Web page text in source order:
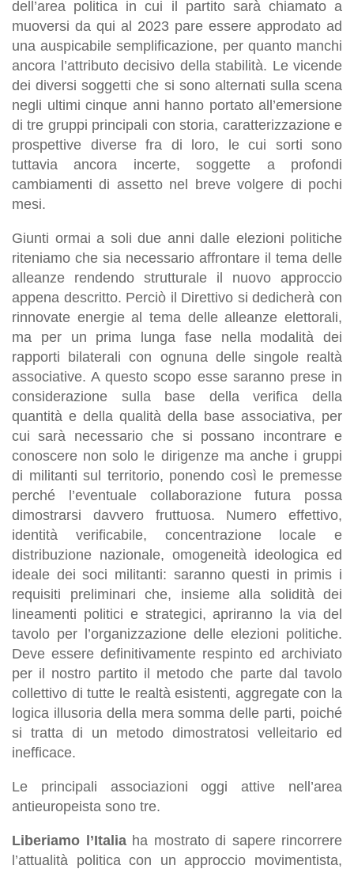
dell’area politica in cui il partito sarà chiamato a
muoversi da qui al 2023 pare essere approdato ad
una auspicabile semplificazione, per quanto manchi
ancora l’attributo decisivo della stabilità. Le vicende
dei diversi soggetti che si sono alternati sulla scena
negli ultimi cinque anni hanno portato all’emersione
di tre gruppi principali con storia, caratterizzazione e
prospettive diverse fra di loro, le cui sorti sono
tuttavia ancora incerte, soggette a profondi
cambiamenti di assetto nel breve volgere di pochi
mesi.
Giunti ormai a soli due anni dalle elezioni politiche
riteniamo che sia necessario affrontare il tema delle
alleanze rendendo strutturale il nuovo approccio
appena descritto. Perciò il Direttivo si dedicherà con
rinnovate energie al tema delle alleanze elettorali,
ma per un prima lunga fase nella modalità dei
rapporti bilaterali con ognuna delle singole realtà
associative. A questo scopo esse saranno prese in
considerazione sulla base della verifica della
quantità e della qualità della base associativa, per
cui sarà necessario che si possano incontrare e
conoscere non solo le dirigenze ma anche i gruppi
di militanti sul territorio, ponendo così le premesse
perché l’eventuale collaborazione futura possa
dimostrarsi davvero fruttuosa. Numero effettivo,
identità verificabile, concentrazione locale e
distribuzione nazionale, omogeneità ideologica ed
ideale dei soci militanti: saranno questi in primis i
requisiti preliminari che, insieme alla solidità dei
lineamenti politici e strategici, apriranno la via del
tavolo per l’organizzazione delle elezioni politiche.
Deve essere definitivamente respinto ed archiviato
per il nostro partito il metodo che parte dal tavolo
collettivo di tutte le realtà esistenti, aggregate con la
logica illusoria della mera somma delle parti, poiché
si tratta di un metodo dimostratosi velleitario ed
inefficace.
Le principali associazioni oggi attive nell’area
antieuropeista sono tre.
Liberiamo l’Italiaha mostrato di sapere rincorrere
l’attualità politica con un approccio movimentista,